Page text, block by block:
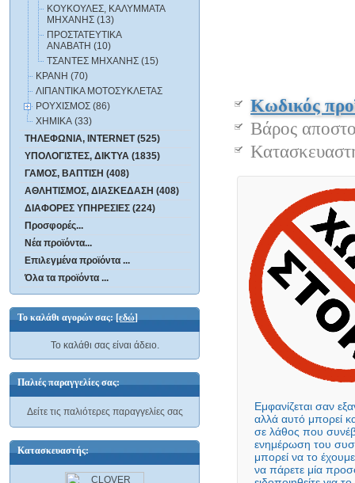
ΚΟΥΚΟΥΛΕΣ, ΚΑΛΥΜΜΑΤΑ
ΜΗΧΑΝΗΣ (13)
ΠΡΟΣΤΑΤΕΥΤΙΚΑ
AΝΑΒΑΤΗ (10)
ΤΣΑΝΤΕΣ ΜΗΧΑΝΗΣ (15)
ΚΡΑΝΗ (70)
ΛΙΠΑΝΤΙΚΑ ΜΟΤΟΣΥΚΛΕΤΑΣ
ΡΟΥΧΙΣΜΟΣ (86)
ΧΗΜΙΚΑ (33)
ΤΗΛΕΦΩΝΙΑ, INTERNET (525)
ΥΠΟΛΟΓΙΣΤΕΣ, ΔΙΚΤΥΑ (1835)
ΓΑΜΟΣ, ΒΑΠΤΙΣΗ (408)
ΑΘΛΗΤΙΣΜΟΣ, ΔΙΑΣΚΕΔΑΣΗ (408)
ΔΙΑΦΟΡΕΣ ΥΠΗΡΕΣΙΕΣ (224)
Προσφορές...
Νέα προϊόντα...
Επιλεγμένα προϊόντα ...
Όλα τα προϊόντα ...
Το καλάθι αγορών σας:[εδώ]
Το καλάθι σας είναι άδειο.
Παλιές παραγγελίες σας:
Δείτε τις παλιότερες παραγγελίες σας
Κατασκευαστής:
Κωδικός
Βάρος
Εμφανίζεται σαν
αλλά αυτό μπορεί
σε λάθος που
ενημέρωση του
μπορεί να το
να πάρετε μία
ειδοποιηθείτε
αυτό το προϊόν θα